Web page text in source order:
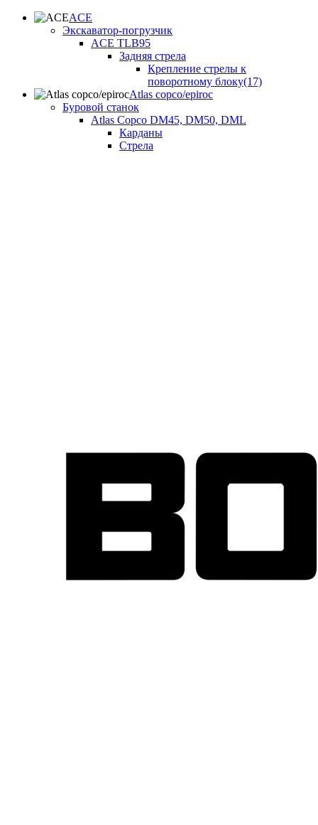
ACE
Экскаватор-погрузчик
ACE TLB95
Задняя стрела
Крепление стрелы к
поворотному блоку(17)
Atlas copco/epiroc
Буровой станок
Atlas Copco DM45, DM50, DML
Карданы
Стрела